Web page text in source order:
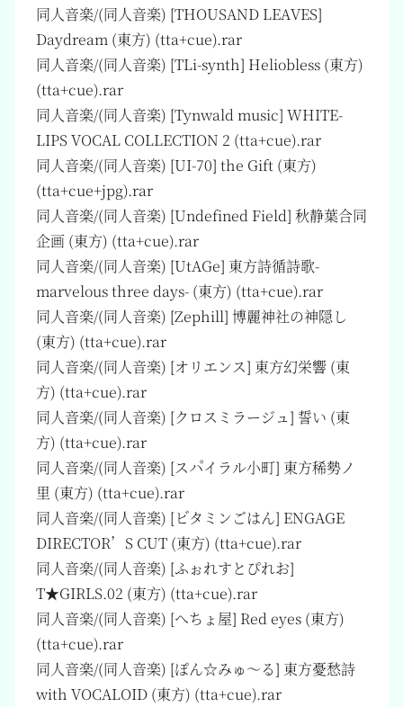
同人音楽/(同人音楽) [THOUSAND LEAVES]
Daydream (東方) (tta+cue).rar
同人音楽/(同人音楽) [TLi-synth] Heliobless (東方)
(tta+cue).rar
同人音楽/(同人音楽) [Tynwald music] WHITE-
LIPS VOCAL COLLECTION 2 (tta+cue).rar
同人音楽/(同人音楽) [UI-70] the Gift (東方)
(tta+cue+jpg).rar
同人音楽/(同人音楽) [Undefined Field] 秋静葉合同
企画 (東方) (tta+cue).rar
同人音楽/(同人音楽) [UtAGe] 東方詩循詩歌-
marvelous three days- (東方) (tta+cue).rar
同人音楽/(同人音楽) [Zephill] 博麗神社の神隠し
(東方) (tta+cue).rar
同人音楽/(同人音楽) [オリエンス] 東方幻栄響 (東
方) (tta+cue).rar
同人音楽/(同人音楽) [クロスミラージュ] 誓い (東
方) (tta+cue).rar
同人音楽/(同人音楽) [スパイラル小町] 東方稀勢ノ
里 (東方) (tta+cue).rar
同人音楽/(同人音楽) [ビタミンごはん] ENGAGE
DIRECTOR’S CUT (東方) (tta+cue).rar
同人音楽/(同人音楽) [ふぉれすとぴれお]
T★GIRLS.02 (東方) (tta+cue).rar
同人音楽/(同人音楽) [へちょ屋] Red eyes (東方)
(tta+cue).rar
同人音楽/(同人音楽) [ぽん☆みゅ～る] 東方憂愁詩
with VOCALOID (東方) (tta+cue).rar